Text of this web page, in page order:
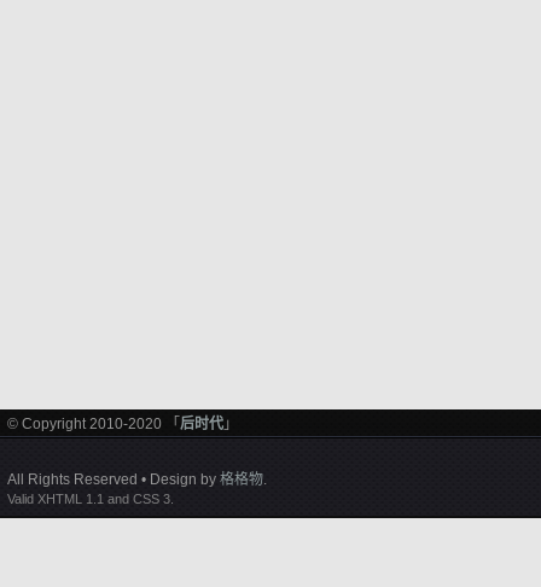
© Copyright 2010-2020 「 后时代 」
All Rights Reserved • Design by 格格物.
Valid XHTML 1.1 and CSS 3.